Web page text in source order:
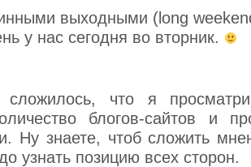
выходными (long
у нас сегодня во вторник.
сложилось, что я
блогов-сайтов и
Ну знаете, чтоб сложить
узнать позицию всех сторон.